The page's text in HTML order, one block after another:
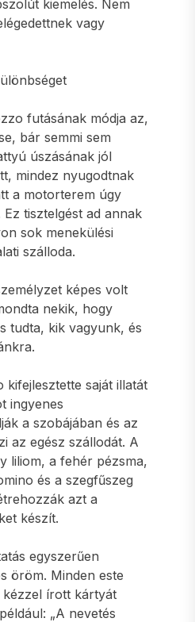
kiemelés. Nem
vagy
futásának módja az,
bár semmi sem
úszásának jól
mindez nyugodtnak
a motorterem úgy
tisztelgést ad annak
sok menekülési
szálloda.
képes volt
nekik, hogy
tudta, kik vagyunk, és
saját illatát
ingyenes
a szobájában és az
az egész szállodát. A
liliom, a fehér pézsma,
és a szegfűszeg
azt a
készít.
egyszerűen
öröm. Minden este
írott kártyát
„A nevetés